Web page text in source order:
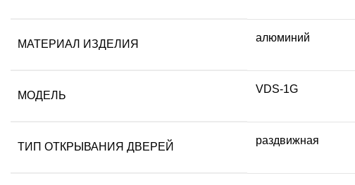
МАТЕРИАЛ ИЗДЕЛИЯ
алюминий
МОДЕЛЬ
VDS-1G
ТИП ОТКРЫВАНИЯ ДВЕРЕЙ
раздвижная